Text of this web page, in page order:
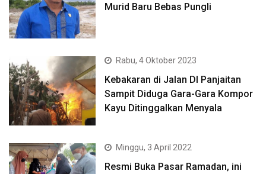
Murid Baru Bebas Pungli
Rabu, 4 Oktober 2023
Kebakaran di Jalan DI Panjaitan
Sampit Diduga Gara-Gara Kompor
Kayu Ditinggalkan Menyala
Minggu, 3 April 2022
Resmi Buka Pasar Ramadan, ini